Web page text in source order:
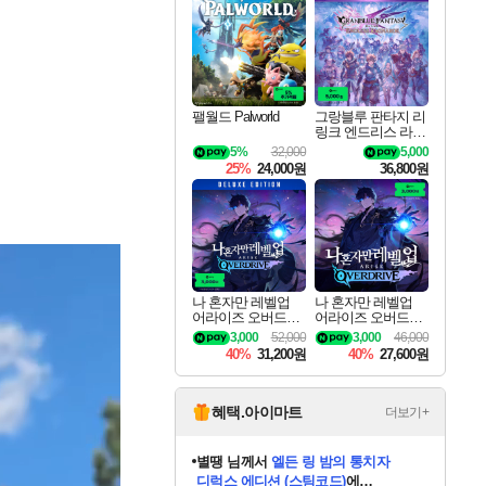
최대 90% 할인가를 만나보세요!
네이버혜택과 함께 만나보세요!
50%할인&추가 적립까지!
이니&베니 혜택까지!
네이버 혜택가와 함께 예약하세요!
할인&네이버혜택으로 만나보세요!
네이버페이 혜택과 만나보세요!
40주년 프로모션으로 만나보세요!
할인가에 만나보세요!
일부 에디션 상시 할인!
혜택으로 예약 판매 중
편안하게 충전하세요
팰월드 Palworld
32,000
5%
25% 24,000원
그랑블루 판타지 리
링크 엔드리스 라그
나로크 업그레이드
킷 Granblue Fantasy
Relink Endless Ragn
arok Upgrade Kit DL
C
5,000
36,800원
나 혼자만 레벨업
어라이즈 오버드라
이브 디럭스 에디션
Solo Leveling Arise
Overdrive Deluxe Edi
tion
52,000
3,000
40% 31,200원
나 혼자만 레벨업
어라이즈 오버드라
이브 Solo Leveling A
rise
46,000
3,000
40% 27,600원
혜택.아이마트 더보기+
니코 님께서 (본편포함) 데이브 더
다이버 인 더 정글 번들 (스팀코드)